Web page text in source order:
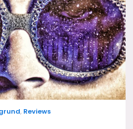
, Reviews